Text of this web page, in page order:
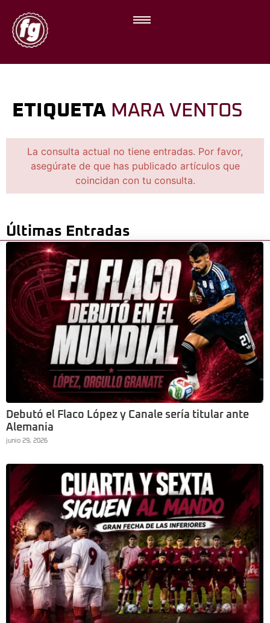
ETIQUETA MARA VENTOS
La consulta actual no tiene entradas. Por favor,
asegúrate de que has publicado artículos que
coincidan con tu consulta.
Últimas Entradas
Debutó el Flaco López y Canale sería titular ante
Alemania
junio 29, 2026